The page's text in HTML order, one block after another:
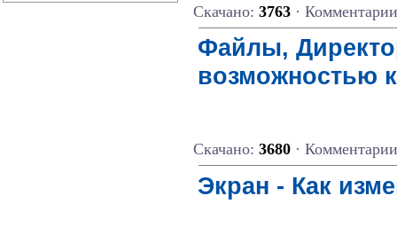
Скачано: 3763 ·
Файлы,
возможностью
Скачано: 3680 ·
Экран - Как